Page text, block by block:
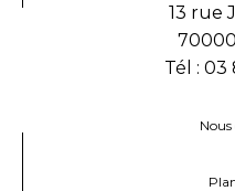
13 rue
70000
Tél : 03